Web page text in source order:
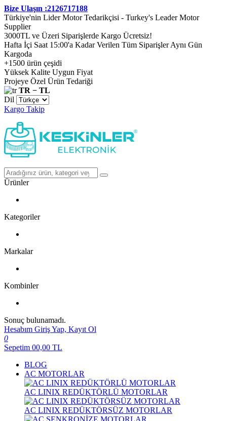
Bize Ulaşın :2126717188
Türkiye'nin Lider Motor Tedarikçisi - Turkey's Leader Motor
Supplier
3000TL ve Üzeri Siparişlerde Kargo Ücretsiz!
Hafta İçi Saat 15:00'a Kadar Verilen Tüm Siparişler Aynı Gün
Kargoda
+1500 ürün çeşidi
Yüksek Kalite Uygun Fiyat
Projeye Özel Ürün Tedariği
TR − TL
Dil
Kargo Takip
Ürünler
Kategoriler
Markalar
Kombinler
Sonuç bulunamadı.
Hesabım Giriş Yap, Kayıt Ol
0
Sepetim 00,00 TL
BLOG
AC MOTORLAR
AC LINIX REDÜKTÖRLÜ MOTORLAR
AC LINIX REDÜKTÖRSÜZ MOTORLAR